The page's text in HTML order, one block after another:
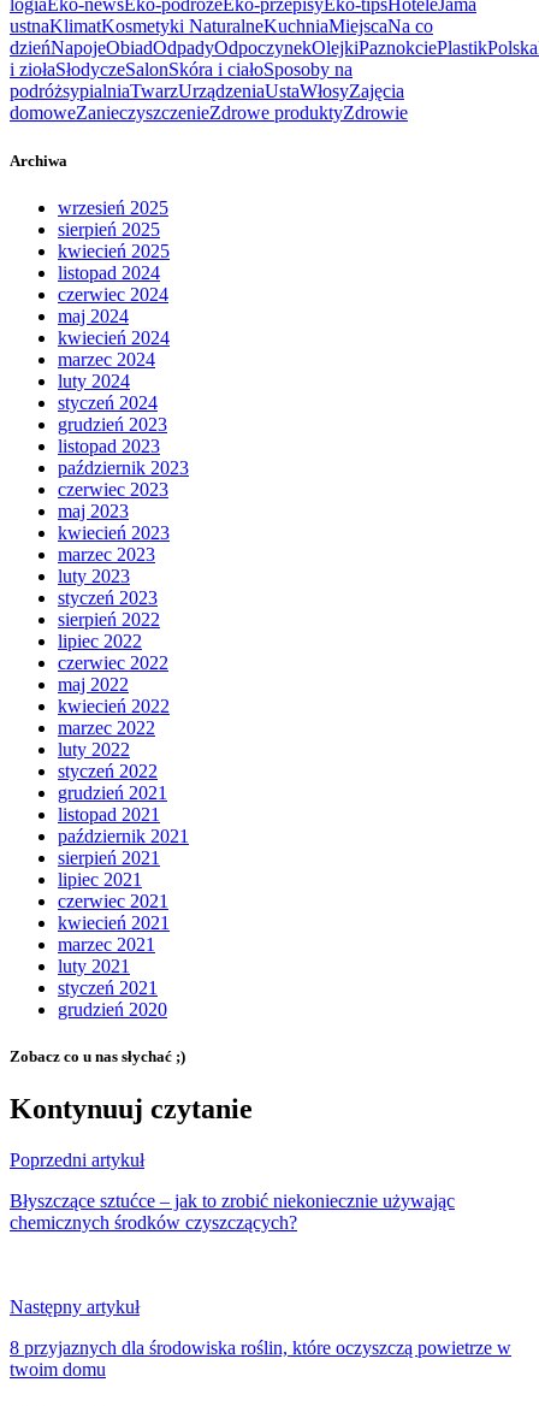
logiaEko-newsEko-podróżeEko-przepisyEko-tipsHoteleJama
ustnaKlimatKosmetyki NaturalneKuchniaMiejscaNa co
dzieńNapojeObiadOdpadyOdpoczynekOlejkiPaznokciePlastikPolska
i ziołaSłodyczeSalonSkóra i ciałoSposoby na
podróżsypialniaTwarzUrządzeniaUstaWłosyZajęcia
domoweZanieczyszczenieZdrowe produktyZdrowie
Archiwa
wrzesień 2025
sierpień 2025
kwiecień 2025
listopad 2024
czerwiec 2024
maj 2024
kwiecień 2024
marzec 2024
luty 2024
styczeń 2024
grudzień 2023
listopad 2023
październik 2023
czerwiec 2023
maj 2023
kwiecień 2023
marzec 2023
luty 2023
styczeń 2023
sierpień 2022
lipiec 2022
czerwiec 2022
maj 2022
kwiecień 2022
marzec 2022
luty 2022
styczeń 2022
grudzień 2021
listopad 2021
październik 2021
sierpień 2021
lipiec 2021
czerwiec 2021
kwiecień 2021
marzec 2021
luty 2021
styczeń 2021
grudzień 2020
Zobacz co u nas słychać ;)
Kontynuuj czytanie
Poprzedni artykuł
Błyszczące sztućce – jak to zrobić niekoniecznie używając
chemicznych środków czyszczących?
Następny artykuł
8 przyjaznych dla środowiska roślin, które oczyszczą powietrze w
twoim domu